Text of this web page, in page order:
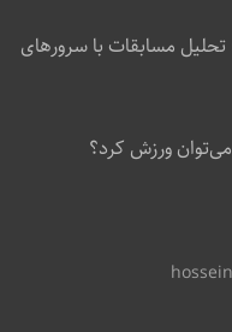
مسابقات با سرورهای
ورزش کرد؟